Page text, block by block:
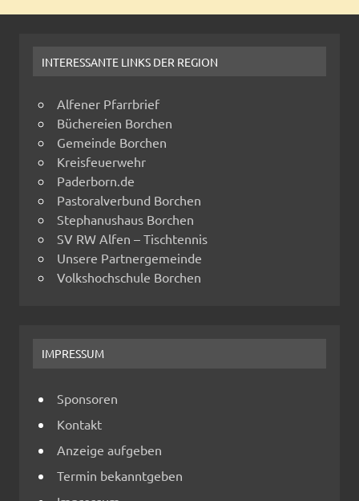
INTERESSANTE LINKS DER REGION
Alfener Pfarrbrief
Büchereien Borchen
Gemeinde Borchen
Kreisfeuerwehr
Paderborn.de
Pastoralverbund Borchen
Stephanushaus Borchen
SV RW Alfen – Tischtennis
Unsere Partnergemeinde
Volkshochschule Borchen
IMPRESSUM
Sponsoren
Kontakt
Anzeige aufgeben
Termin bekanntgeben